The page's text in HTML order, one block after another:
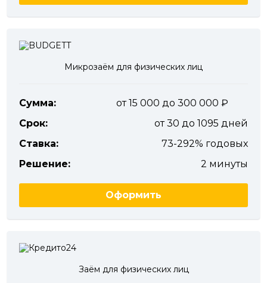
Микрозаём для физических лиц
Сумма:
от 15 000 до 300 000
Срок:
от 30 до 1095 дней
Ставка:
73-292% годовых
Решение:
2 минуты
Оформить
Заём для физических лиц